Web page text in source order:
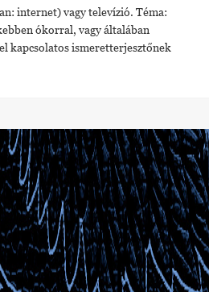
internet) vagy televízió. Téma:
ókorral, vagy általában
kapcsolatos ismeretterjesztőnek